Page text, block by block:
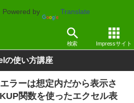
Powered by Translate
検索 Impressサイト
ント Windows
の使い方講座
ラーは想定内だから表示さ
関数を使ったエクセル表